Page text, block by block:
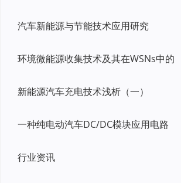
汽车新能源与节能技术应用研究
环境微能源收集技术及其在WSNs中的
新能源汽车充电技术浅析（一）
一种纯电动汽车DC/DC模块应用电路
行业资讯